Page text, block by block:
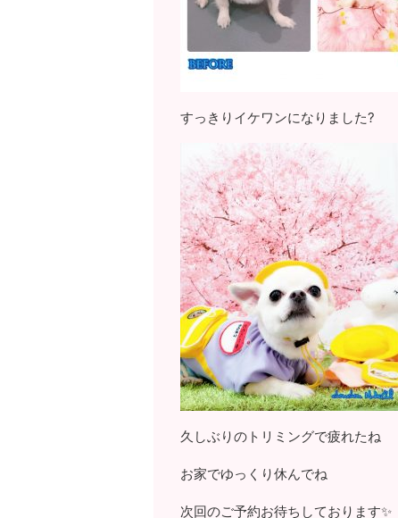
すっきりイケワンになりました?
久しぶりのトリミングで疲れたね
お家でゆっくり休んでね
次回のご予約お待ちしております✨